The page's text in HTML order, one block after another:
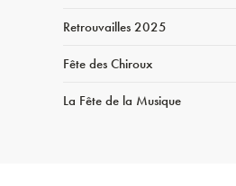
Retrouvailles 2025
Fête des Chiroux
La Fête de la Musique